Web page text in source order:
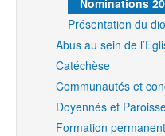
Présentation du
Abus au sein de
Catéchèse
Communautés et
Doyennés et
Formation